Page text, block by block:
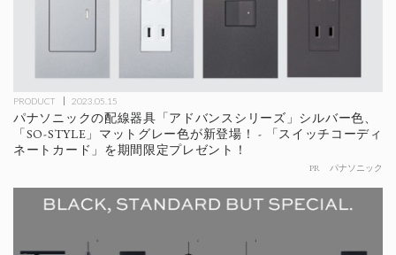
PRODUCT 2023.05.15
パナソニックの配線器具「アドバンスシリーズ」シルバー色、
「SO-STYLE」マットグレー色が新登場！ - 「スイッチコーディ
ネートカード」を期間限定プレゼント！
PR パナソニック